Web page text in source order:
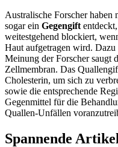
Australische Forscher haben
sogar ein Gegengift
weitestgehend blockiert,
Haut aufgetragen wird. Dazu
Meinung der Forscher saugt
Zellmembran. Das
Cholesterin, um sich zu
sowie die entsprechende
Gegenmittel für die
Quallen-Unfällen
Spannende